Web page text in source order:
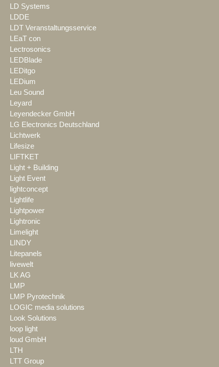
LD Systems
LDDE
LDT Veranstaltungsservice
LEaT con
Lectrosonics
LEDBlade
LEDitgo
LEDium
Leu Sound
Leyard
Leyendecker GmbH
LG Electronics Deutschland
Lichtwerk
Lifesize
LIFTKET
Light + Building
Light Event
lightconcept
Lightlife
Lightpower
Lightronic
Limelight
LINDY
Litepanels
livewelt
LK AG
LMP
LMP Pyrotechnik
LOGIC media solutions
Look Solutions
loop light
loud GmbH
LTH
LTT Group